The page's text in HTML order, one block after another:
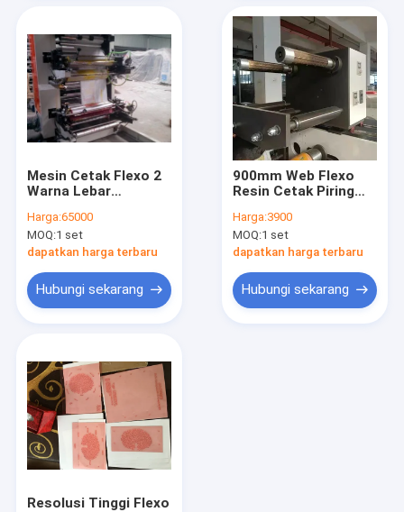
Produk
Tentang kita
Wisata pabrik
Berita
Semua Kasus
Mesin Cetak Flexo Berkecepatan Tinggi
Mesin Cetak Flexo Non Woven
Mesin Cetak Flexo Digital
Mesin Cetak Flexo 2
Warna Lebar
Polietilen
Harga:65000
MOQ:1 set
dapatkan harga terbaru
Hubungi sekarang
900mm Web Flexo
Resin Cetak Piring
Mesin Cetak
Harga:3900
MOQ:1 set
dapatkan harga terbaru
Hubungi sekarang
Resolusi Tinggi Flexo